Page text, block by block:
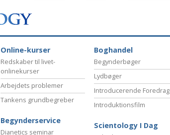
Online-kurser
Redskaber til livet-
onlinekurser
Arbejdets problemer
Tankens grundbegreber
Begynderservice
Dianetics seminar
Boghandel
Begynderbøger
Lydbøger
Introducerende Foredrag
Introduktionsfilm
Scientology I Dag